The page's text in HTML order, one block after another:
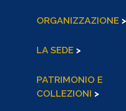
ORGANIZZAZIONE >
LA SEDE >
PATRIMONIO E
COLLEZIONI >